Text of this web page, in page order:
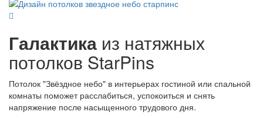
Галактика из натяжных
потолков StarPins
Потолок "Звёздное небо" в интерьерах гостиной или спальной
комнаты поможет расслабиться, успокоиться и снять
напряжение после насыщенного трудового дня.